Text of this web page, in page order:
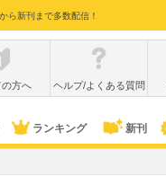
ら新刊まで多数配信！
方へ ヘルプ/よくある質問
ランキング 新刊